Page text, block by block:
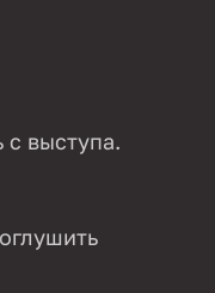
с выступа.